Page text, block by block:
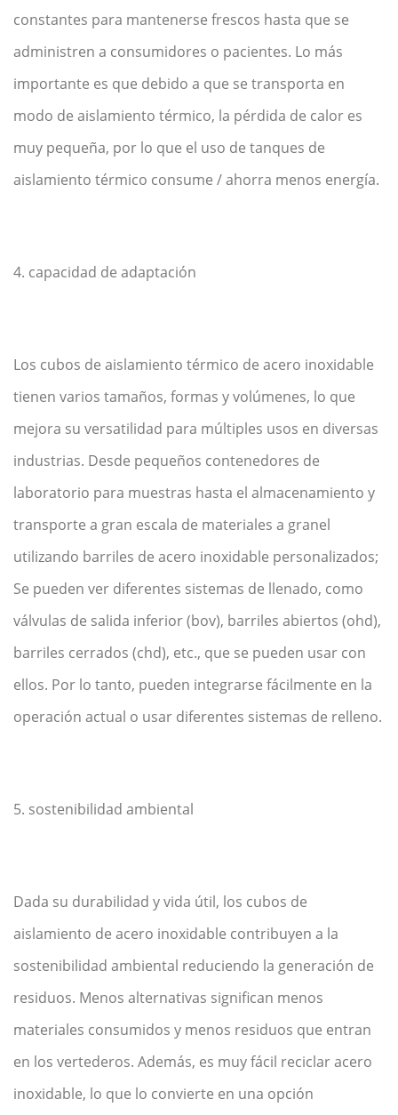
constantes para mantenerse frescos hasta que se
administren a consumidores o pacientes. Lo más
importante es que debido a que se transporta en
modo de aislamiento térmico, la pérdida de calor es
muy pequeña, por lo que el uso de tanques de
aislamiento térmico consume / ahorra menos energía.
4. capacidad de adaptación
Los cubos de aislamiento térmico de acero inoxidable
tienen varios tamaños, formas y volúmenes, lo que
mejora su versatilidad para múltiples usos en diversas
industrias. Desde pequeños contenedores de
laboratorio para muestras hasta el almacenamiento y
transporte a gran escala de materiales a granel
utilizando barriles de acero inoxidable personalizados;
Se pueden ver diferentes sistemas de llenado, como
válvulas de salida inferior (bov), barriles abiertos (ohd),
barriles cerrados (chd), etc., que se pueden usar con
ellos. Por lo tanto, pueden integrarse fácilmente en la
operación actual o usar diferentes sistemas de relleno.
5. sostenibilidad ambiental
Dada su durabilidad y vida útil, los cubos de
aislamiento de acero inoxidable contribuyen a la
sostenibilidad ambiental reduciendo la generación de
residuos. Menos alternativas significan menos
materiales consumidos y menos residuos que entran
en los vertederos. Además, es muy fácil reciclar acero
inoxidable, lo que lo convierte en una opción